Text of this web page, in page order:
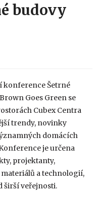
budovy
konference Šetrné
Goes Green se
Cubex Centra
trendy, novinky
domácích
je určena
projektanty,
a technologií,
širší veřejnosti.